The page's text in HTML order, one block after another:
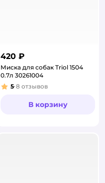
420 ₽
Миска для собак Triol 1504
0.7л 30261004
Рейтинг:
5 8 отзывов
В корзину